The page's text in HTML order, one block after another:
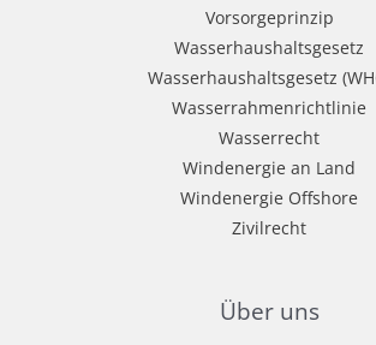
Vorsorgeprinzip
Wasserhaushaltsgesetz
Wasserhaushaltsgesetz
Wasserrahmenrichtlinie
Wasserrecht
Windenergie an Land
Windenergie Offshore
Zivilrecht
Über uns